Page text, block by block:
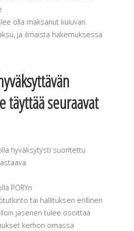
olla maksanut kuluvan
ja ilmaista hakemuksessa
täyttää seuraavat
hyväksytysti suoritettu
PORYn
tai hallituksen erillinen
jäsenen tulee osoittaa
kerhon omassa